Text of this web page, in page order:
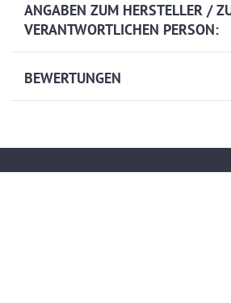
ANGABEN ZUM HERSTELLER /
VERANTWORTLICHEN PERSON:
BEWERTUNGEN